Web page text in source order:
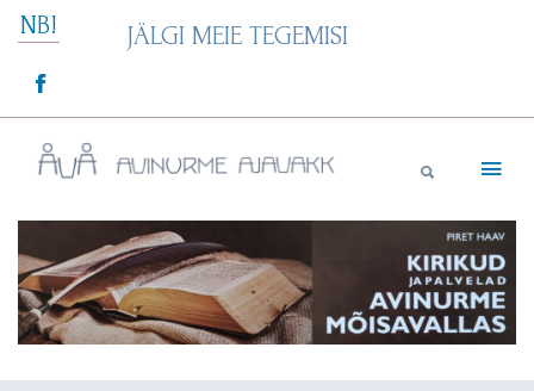
Skip
NB! JÄLGI MEIE TEGEMISI
Avinurme Ajavakk